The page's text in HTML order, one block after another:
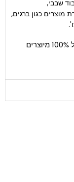
שבבי,
מוצרים כגון ברגים,
אלקטרומגנטים המיוצרים בהתאם לתפעול של 100% מיוצרים